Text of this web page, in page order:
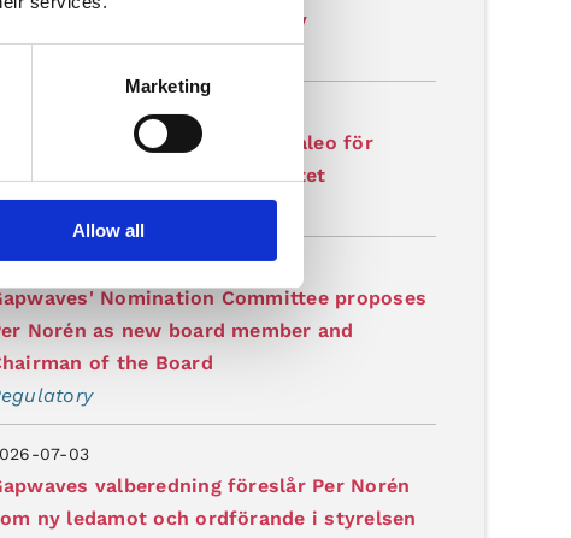
Marketing
Allow all
accelerated production capacity
Gapwaves erhåller order från Valeo för
produktionskapacitet
07-03
Nomination Committee proposes
Norén as new board member and
of the Board
07-03
valberedning föreslår Per Norén
ny ledamot och ordförande i styrelsen